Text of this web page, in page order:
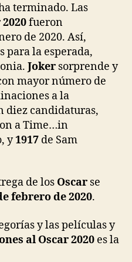
terminado. Las
fueron
de 2020. Así,
para la esperada,
Joker sorprende y
mayor número de
a la
diez candidaturas,
a Time…in
y1917 de Sam
de los Oscar se
febrero de 2020.
y las películas y
al Oscar 2020 es la